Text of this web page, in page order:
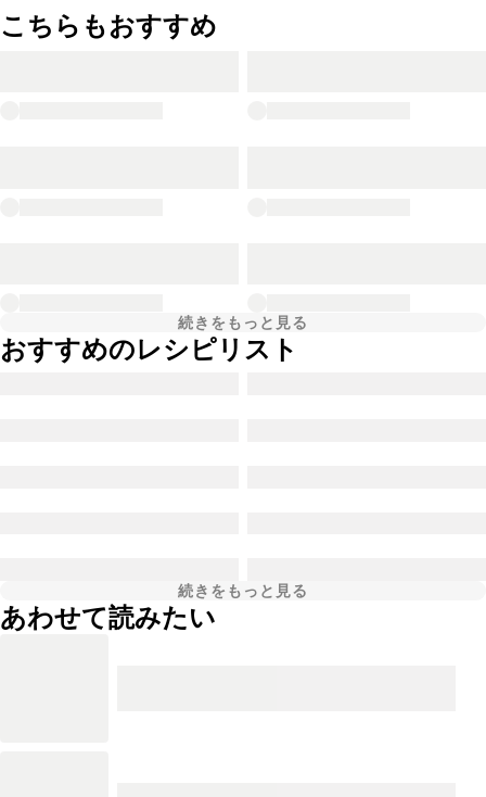
こちらもおすすめ
続きをもっと見る
おすすめのレシピリスト
続きをもっと見る
あわせて読みたい